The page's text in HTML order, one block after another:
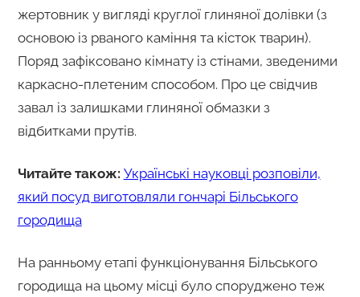
жертовник у вигляді круглої глиняної долівки (з
основою із рваного каміння та кісток тварин).
Поряд зафіксовано кімнату із стінами, зведеними
каркасно-плетеним способом. Про це свідчив
завал із залишками глиняної обмазки з
відбитками прутів.
Читайте також: Українські науковці розповіли,
який посуд виготовляли гончарі Більського
городища
На ранньому етапі функціонування Більського
городища на цьому місці було споруджено теж